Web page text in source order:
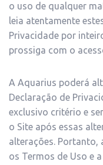
o uso de qualquer
leia atentamente
Privacidade por
prossiga com o
A Aquarius poderá
Declaração de
exclusivo critério e
o Site após essas
alterações. Portanto,
os Termos de Uso e